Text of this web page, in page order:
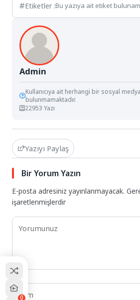
Etiketler :Bu yazıya ait etiket
Admin
Kullanıcıya ait herhangi bir sosyal
bulunmamaktadır.
22953 Yazı
Yazıyı Paylaş
Bir Yorum Yazın
E-posta adresiniz yayınlanmayacak.
işaretlenmişlerdir
0